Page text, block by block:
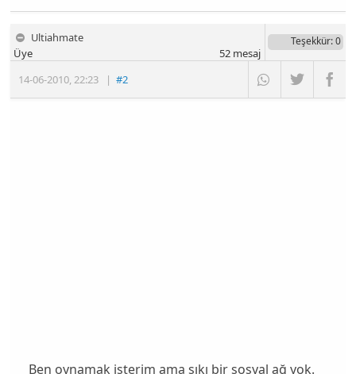
Ultiahmate
14-06-2010,22:23 |#2
Üye
Teşekkür: 0
52mesaj
Ben oynamak isterim ama sıkı bir sosyal ağ yok.